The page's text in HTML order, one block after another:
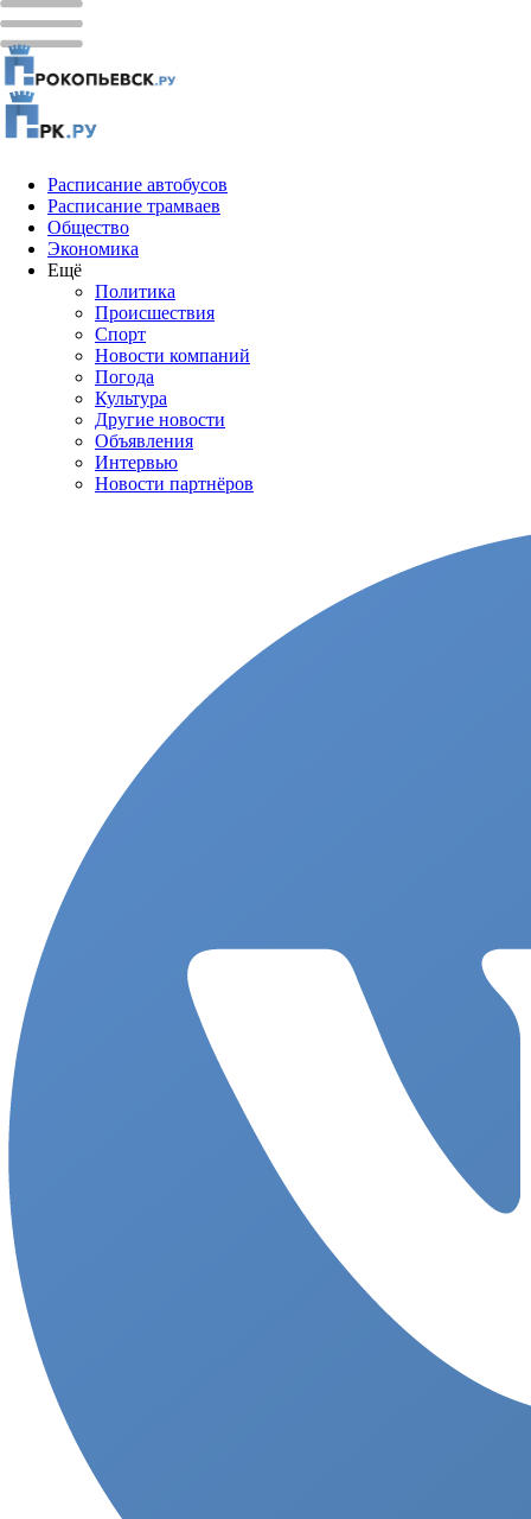
Расписание автобусов
Расписание трамваев
Общество
Экономика
Ещё
Политика
Проиcшествия
Спорт
Новости компаний
Погода
Культура
Другие новости
Объявления
Интервью
Новости партнёров